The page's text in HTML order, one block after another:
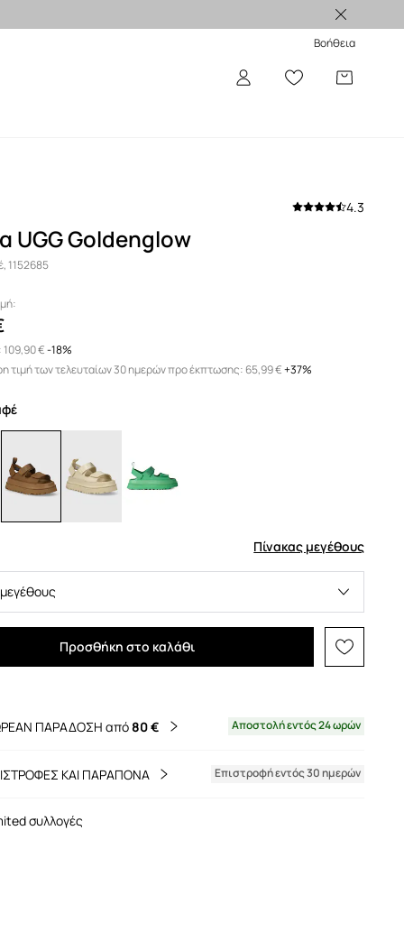
Βοήθεια
4.3
UGG Goldenglow
1152685
109,90 €-18%
τιμή των τελευταίων 30 ημερών προ έκπτωσης: 65,99 € +37%
Πίνακας μεγέθους
Προσθήκη στο καλάθι
ΠΑΡΑΔΟΣΗ από80 € Αποστολή εντός 24 ωρών
ΚΑΙ ΠΑΡΑΠΟΝΑ Επιστροφή εντός 30 ημερών
συλλογές